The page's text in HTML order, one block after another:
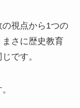
視点から1つの
さに歴史教育
です。